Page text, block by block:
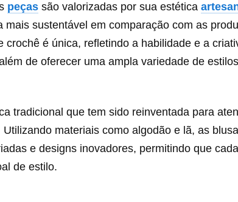
peças são valorizadas por sua estética
mais sustentável em comparação com as
crochê é única, refletindo a habilidade e a
de oferecer uma ampla variedade de
tradicional que tem sido reinventada para
materiais como algodão e lã, as
e designs inovadores, permitindo que
de estilo.